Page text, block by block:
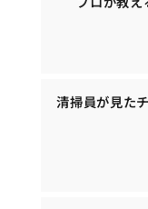
清掃員が見た